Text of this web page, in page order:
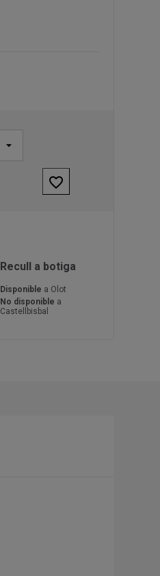
favorite_border
Recull a botiga
Disponible a Olot
No disponible a
Castellbisbal